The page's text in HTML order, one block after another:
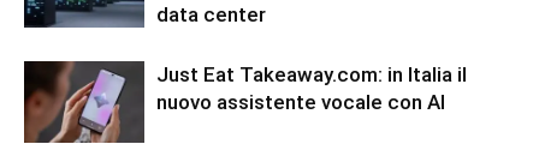
data center
Just Eat Takeaway.com: in Italia il
nuovo assistente vocale con AI